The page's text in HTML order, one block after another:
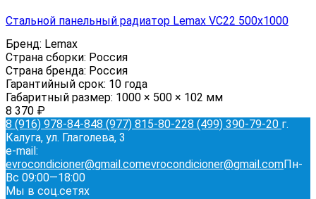
Стальной панельный радиатор Lemax VC22 500х1000
Бренд: Lemax
Страна сборки: Россия
Страна бренда: Россия
Гарантийный срок: 10 года
Габаритный размер: 1000 × 500 × 102 мм
8 370 ₽
8 (916) 978-84-848 (977) 815-80-228 (499) 390-79-20 г.
Калуга, ул. Глаголева, 3
e-mail:
evrocondicioner@gmail.comevrocondicioner@gmail.comПн-
Вс 09:00—18:00
Мы в соц.сетях